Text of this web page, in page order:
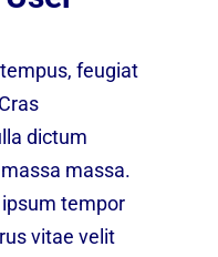
feugiat
dictum
massa.
tempor
vitae velit